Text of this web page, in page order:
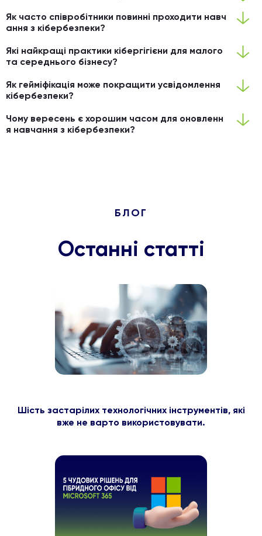
Як часто співробітники повинні проходити навч
ання з кібербезпеки?
Які найкращі практики кібергігієни для малого
та середнього бізнесу?
Як гейміфікація може покращити усвідомлення
кібербезпеки?
Чому вересень є хорошим часом для оновленн
я навчання з кібербезпеки?
БЛОГ
Останні статті
Шість застарілих технологічних інструментів, які
вже не варто використовувати.